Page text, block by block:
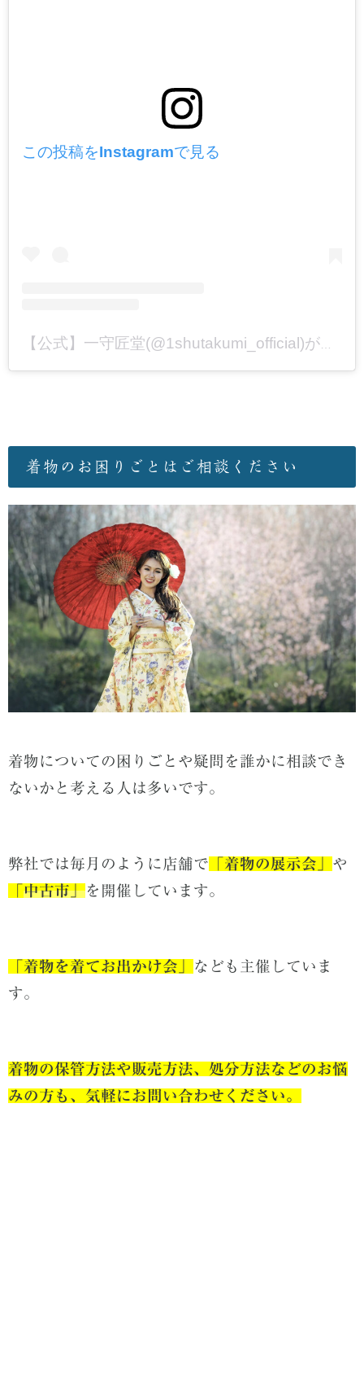
この投稿をInstagramで見る
【公式】一守匠堂(@1shutakumi_official)がシェアした投稿
着物のお困りごとはご相談ください
着物についての困りごとや疑問を誰かに相談でき
ないかと考える人は多いです。
弊社では毎月のように店舗で 着物の展示会」 や
中古市」を開催しています。
「着物を着てお出かけ会」
なども主催していま
す。
着物の保管方法や販売方法、処分方法などのお悩
みの方も、気軽にお問い合わせください。